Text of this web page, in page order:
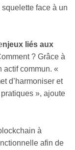
face à un
njeux liés aux
? Grâce à
actif commun. «
d’harmoniser et
», ajoute
à
afin de